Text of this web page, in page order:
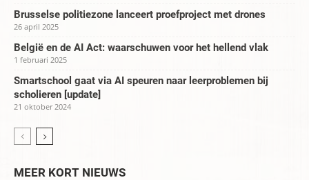
Brusselse politiezone lanceert proefproject met drones
26 april 2025
België en de AI Act: waarschuwen voor het hellend vlak
1 februari 2025
Smartschool gaat via AI speuren naar leerproblemen bij
scholieren [update]
21 oktober 2024
MEER KORT NIEUWS